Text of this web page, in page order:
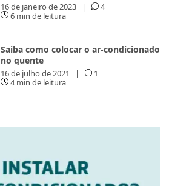
16 de janeiro de 2023 |
4
6 min de leitura
Saiba como colocar o ar-condicionado
no quente
16 de julho de 2021 |
1
4 min de leitura